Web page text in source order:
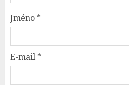
Jméno *
E-mail *